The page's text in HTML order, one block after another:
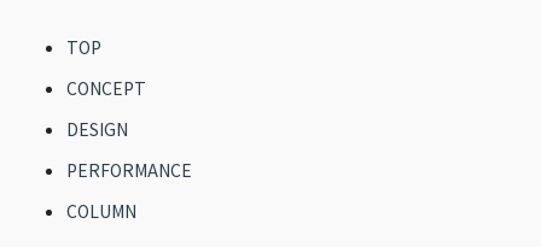
TOP
CONCEPT
DESIGN
PERFORMANCE
COLUMN